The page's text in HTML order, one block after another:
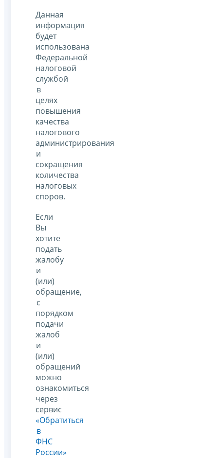
Данная
информация
будет
использована
Федеральной
налоговой
службой
в
целях
повышения
качества
налогового
администрирования
и
сокращения
количества
налоговых
споров.
Если
Вы
хотите
подать
жалобу
и
(или)
обращение,
с
порядком
подачи
жалоб
и
(или)
обращений
можно
ознакомиться
через
сервис
«Обратиться
в
ФНС
России»